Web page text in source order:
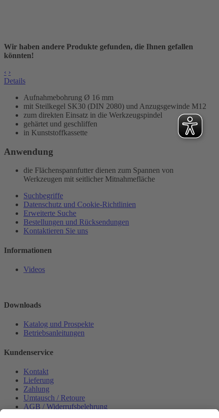
Wir haben andere Produkte gefunden, die Ihnen gefallen
könnten!
‹ ›
Details
Aufnahmebohrung Ø 16 mm
mit Steilkegel SK30 (DIN 2080) und Anzugsgewinde M12
zum direkten Einsatz in die Werkzeugspindel
gehärtet und geschliffen
in Kunststoffkassette
Anwendung
die Flächenspannfutter dienen zum Spannen von
Werkzeugen mit seitlicher Mitnahmefläche
Suchbegriffe
Datenschutz und Cookie-Richtlinien
Erweiterte Suche
Bestellungen und Rücksendungen
Kontaktieren Sie uns
Informationen
Videos
Downloads
Katalog und Prospekte
Betriebsanleitungen
Kundenservice
Kontakt
Lieferung
Zahlung
Umtausch / Retoure
AGB / Widerrufsbelehrung